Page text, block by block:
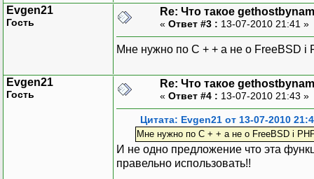
Evgen21
Гость
Re: Что такое
« Ответ #3 : 13-07-2010 21:41 »
Мне нужно по С + + а не о FreeBSD i
Evgen21
Гость
Re: Что такое
« Ответ #4 : 13-07-2010 21:43 »
Цитата: Evgen21 от 13-07-2010
Мне нужно по С + + а не о FreeBSD i
И не одно предложение что эта
правельно использовать!!